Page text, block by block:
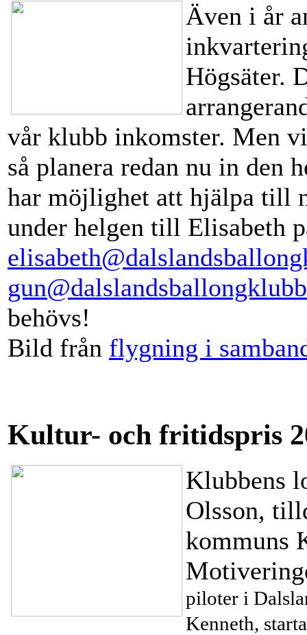
Även i år
Högsäter.
vår klubb inkomster. Men
så planera redan nu in den
har möjlighet att hjälpa till
under helgen till Elisabeth
behövs!
Bild från flygning i
Kultur- och fritidspris
Klubbens
Olsson,
kommuns
piloter i
Kenneth,